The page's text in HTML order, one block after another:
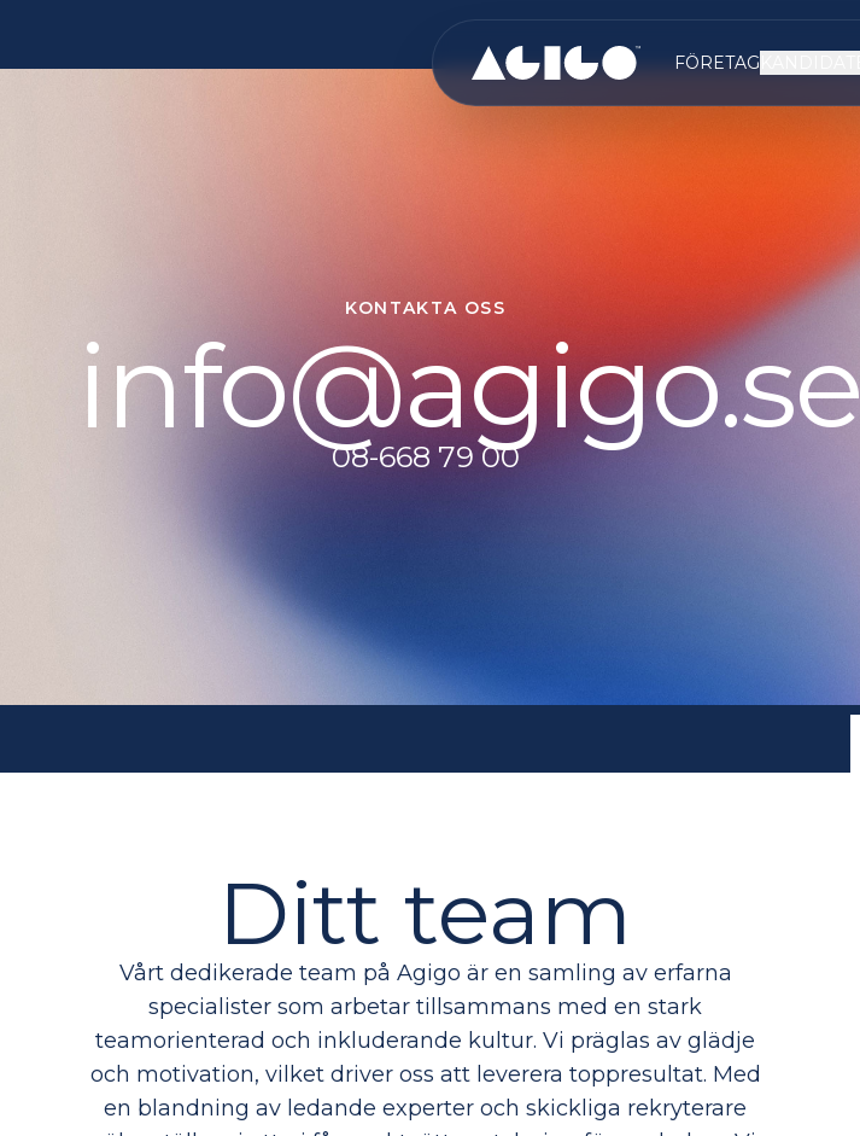
FÖRETAG
KONTAKTA OSS
info@agigo.se
08-668 79 00
Ditt team
Vårt dedikerade team på Agigo är en samling av erfarna
specialister som arbetar tillsammans med en stark
teamorienterad och inkluderande kultur. Vi präglas av glädje
och motivation, vilket driver oss att leverera toppresultat. Med
en blandning av ledande experter och skickliga rekryterare